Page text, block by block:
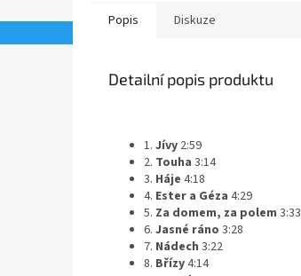
Popis Diskuze
Detailní popis produktu
1. Jívy 2:59
2. Touha 3:14
3. Háje 4:18
4. Ester a Géza 4:29
5. Za domem, za polem 3:33
6. Jasné ráno 3:28
7. Nádech 3:22
8. Břízy4:14